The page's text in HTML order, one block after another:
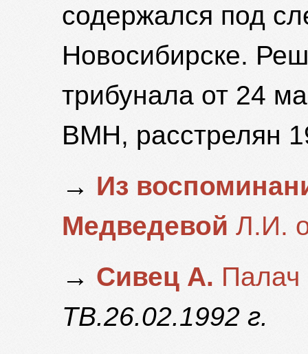
содержался под
Новосибирске.
трибунала от 24
ВМН, расстрелян
→ Из
Медведевой Л.И.
→ Сивец А. Палач
ТВ.26.02.1992 г.